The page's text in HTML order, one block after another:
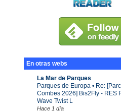
En otras webs
La Mar de Parques
Parques de Europa • Re:
Combes 2026] Bis2Fly - RES
Wave Twist L
Hace 1 día